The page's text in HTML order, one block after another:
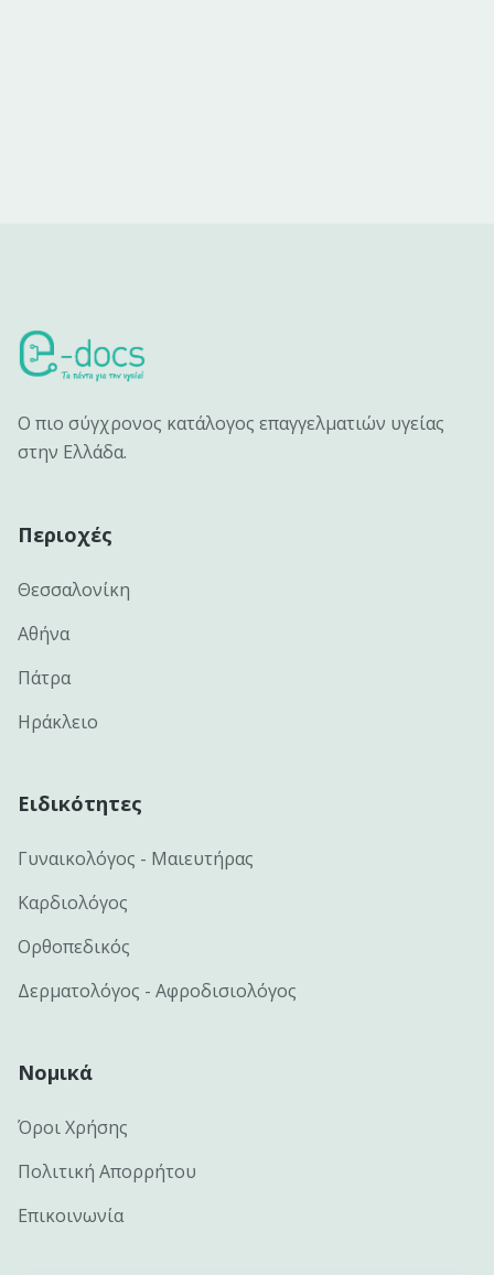
Ο πιο σύγχρονος κατάλογος επαγγελματιών υγείας
στην Ελλάδα.
Περιοχές
Θεσσαλονίκη
Αθήνα
Πάτρα
Ηράκλειο
Ειδικότητες
Γυναικολόγος - Μαιευτήρας
Καρδιολόγος
Ορθοπεδικός
Δερματολόγος - Αφροδισιολόγος
Νομικά
Όροι Χρήσης
Πολιτική Απορρήτου
Επικοινωνία